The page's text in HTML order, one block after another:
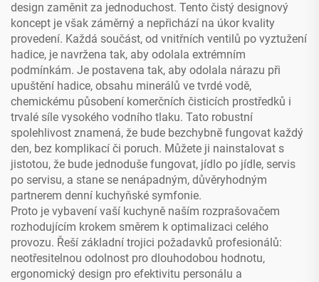
design zaměnit za jednoduchost. Tento čistý designový
koncept je však záměrný a nepřichází na úkor kvality
provedení. Každá součást, od vnitřních ventilů po vyztužení
hadice, je navržena tak, aby odolala extrémním
podmínkám. Je postavena tak, aby odolala nárazu při
upuštění hadice, obsahu minerálů ve tvrdé vodě,
chemickému působení komerčních čisticích prostředků i
trvalé síle vysokého vodního tlaku. Tato robustní
spolehlivost znamená, že bude bezchybně fungovat každý
den, bez komplikací či poruch. Můžete ji nainstalovat s
jistotou, že bude jednoduše fungovat, jídlo po jídle, servis
po servisu, a stane se nenápadným, důvěryhodným
partnerem denní kuchyňské symfonie.
Proto je vybavení vaší kuchyně naším rozprašovačem
rozhodujícím krokem směrem k optimalizaci celého
provozu. Řeší základní trojici požadavků profesionálů:
neotřesitelnou odolnost pro dlouhodobou hodnotu,
ergonomický design pro efektivitu personálu a